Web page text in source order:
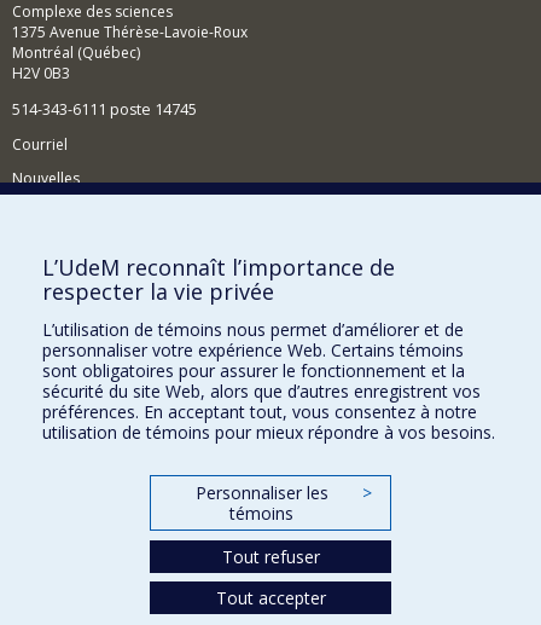
Complexe des sciences
1375 Avenue Thérèse-Lavoie-Roux
Montréal (Québec)
H2V 0B3
514-343-6111 poste 14745
Courriel
Nouvelles
Comment soutenir le Département?
BESOIN D'AIDE?
Plan du site
Signaler une erreur
Accessibilité
FACULTÉ DES ARTS ET DES SCIENCES
Nos départements et écoles
L’UdeM reconnaît l’importance de
respecter la vie privée
L’utilisation de témoins nous permet d’améliorer et de
personnaliser votre expérience Web. Certains témoins
sont obligatoires pour assurer le fonctionnement et la
sécurité du site Web, alors que d’autres enregistrent vos
préférences. En acceptant tout, vous consentez à notre
utilisation de témoins pour mieux répondre à vos besoins.
Personnaliser les
témoins
>
Tout refuser
Tout accepter